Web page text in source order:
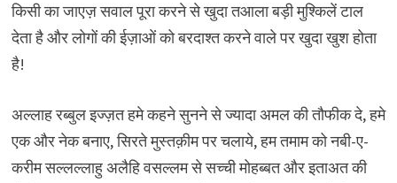
किसी का जाएज़ सवाल पूरा करने से खुदा तआला बड़ी मुश्किलें टाल
देता है और लोगों की ईज़ाओं को बरदाश्त करने वाले पर खुदा खुश होता
है!
अल्लाह रब्बुल इज्ज़त हमे कहने सुनने से ज्यादा अमल की तौफीक दे, हमे
एक और नेक बनाए, सिरते मुस्तक़ीम पर चलाये, हम तमाम को नबी-ए-
करीम सल्लल्लाहु अलैहि वसल्लम से सच्ची मोहब्बत और इताअत की